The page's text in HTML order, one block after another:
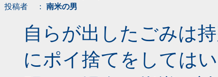
投稿者
： 南米の男
自らが出したごみは
にポイ捨てをしては